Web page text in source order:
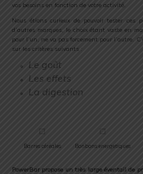
vos besoins en fonction de votre activité.
Nous étions curieux de pouvoir tester ces
d’autres marques, le choix étant vaste en
pour l’un, ne va pas forcement pour l’autre.
sur les critères suivants :
Le goût
Les effets
La digestion
Barres céréales Bonbons energetiques
PowerBar propose un très large éventail de